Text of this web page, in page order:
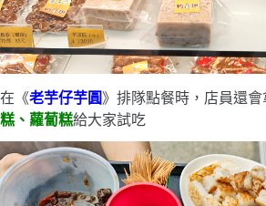
在《老芋仔芋圓》排隊點餐時，店員還會
糕、蘿蔔糕給大家試吃